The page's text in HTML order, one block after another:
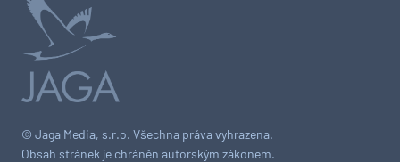
© Jaga Media, s.r.o. Všechna práva vyhrazena.
Obsah stránek je chráněn autorským zákonem.